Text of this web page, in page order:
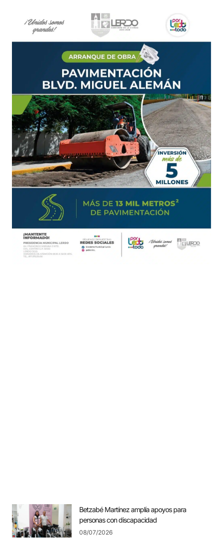
Betzabé Martínez amplía apoyos para
personas con discapacidad
08/07/2026